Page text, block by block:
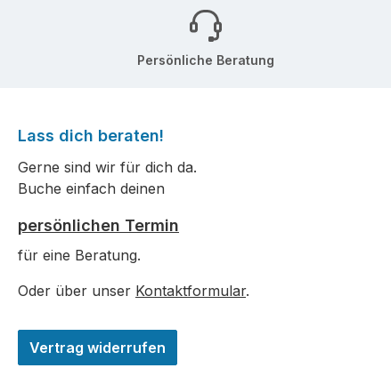
Persönliche Beratung
Lass dich beraten!
Gerne sind wir für dich da.
Buche einfach deinen
persönlichen Termin
für eine Beratung.
Oder über unser Kontaktformular.
Vertrag widerrufen